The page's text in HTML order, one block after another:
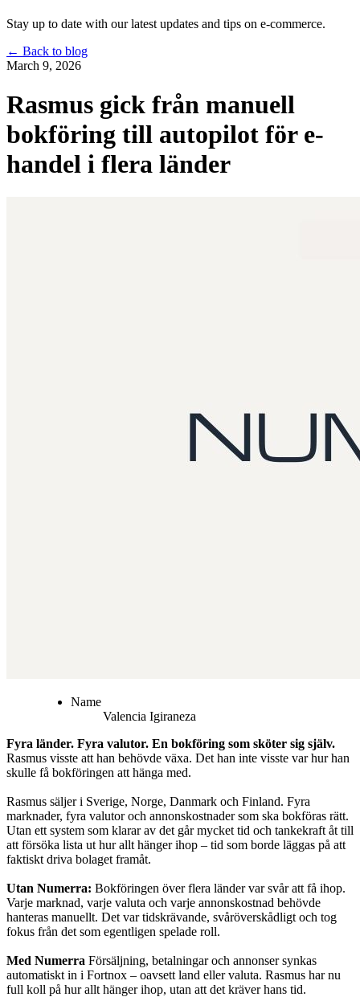
Stay up to date with our latest updates and tips on e-commerce.
← Back to blog
March 9, 2026
Rasmus gick från manuell
bokföring till autopilot för e-
handel i flera länder
Name
Valencia Igiraneza
Fyra länder. Fyra valutor. En bokföring som sköter sig själv.
Rasmus visste att han behövde växa. Det han inte visste var hur han
skulle få bokföringen att hänga med.
Rasmus säljer i Sverige, Norge, Danmark och Finland. Fyra
marknader, fyra valutor och annonskostnader som ska bokföras rätt.
Utan ett system som klarar av det går mycket tid och tankekraft åt till
att försöka lista ut hur allt hänger ihop – tid som borde läggas på att
faktiskt driva bolaget framåt.
Utan Numerra: Bokföringen över flera länder var svår att få ihop.
Varje marknad, varje valuta och varje annonskostnad behövde
hanteras manuellt. Det var tidskrävande, svåröverskådligt och tog
fokus från det som egentligen spelade roll.
Med Numerra Försäljning, betalningar och annonser synkas
automatiskt in i Fortnox – oavsett land eller valuta. Rasmus har nu
full koll på hur allt hänger ihop, utan att det kräver hans tid.